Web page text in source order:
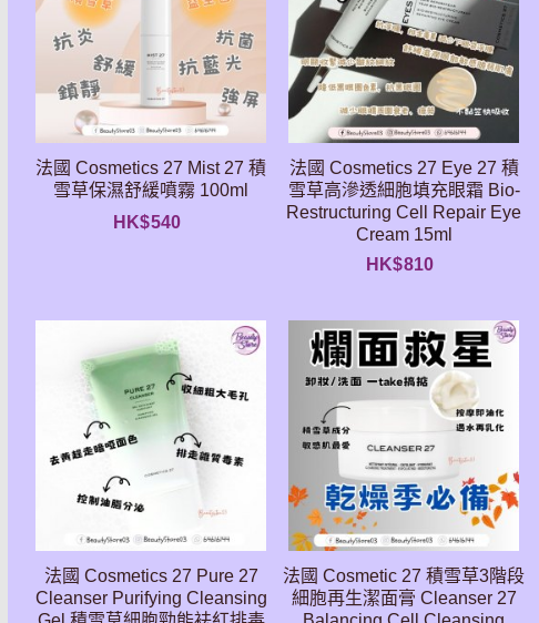
法國 Cosmetics 27 Mist 27 積
雪草保濕舒緩噴霧 100ml
HK$540
法國 Cosmetics 27 Eye 27 積
雪草高滲透細胞填充眼霜 Bio-
Restructuring Cell Repair Eye
Cream 15ml
HK$810
法國 Cosmetics 27 Pure 27
Cleanser Purifying Cleansing
法國 Cosmetic 27 積雪草3階段
細胞再生潔面膏 Cleanser 27